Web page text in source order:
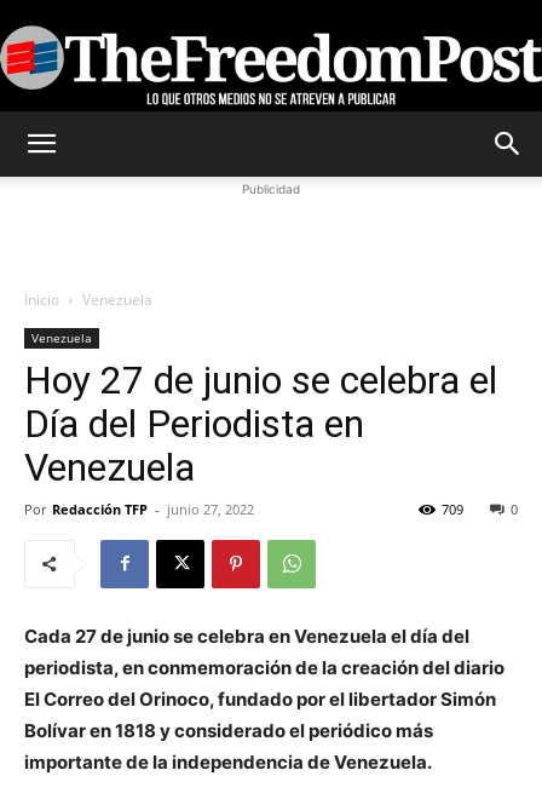
Publicidad
Inicio Venezuela
Venezuela
Hoy 27 de junio se celebra el
Día del Periodista en
Venezuela
Por Redacción TFP - junio 27, 2022 0
709
Cada 27 de junio se celebra en Venezuela el día del
periodista, en conmemoración de la creación del diario
El Correo del Orinoco, fundado por el libertador Simón
Bolívar en 1818 y considerado el periódico más
importante de la independencia de Venezuela.